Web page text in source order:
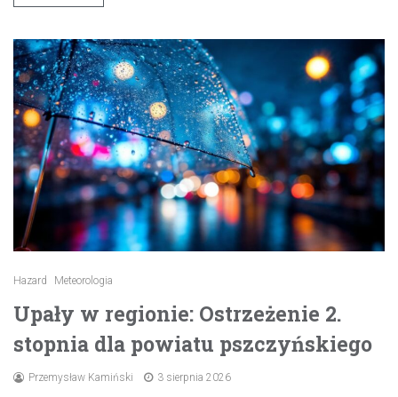
Hazard Meteorologia
Upały w regionie: Ostrzeżenie 2.
stopnia dla powiatu pszczyńskiego
Przemysław Kamiński 3 sierpnia 2026